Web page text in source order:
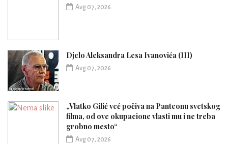
Avg 07, 2026
Djelo Aleksandra Lesa Ivanovića (III)
Avg 07, 2026
„Vlatko Gilić već počiva na Panteonu svetskog
filma, od ove okupacione vlasti mu i ne treba
grobno mesto“
Avg 07, 2026